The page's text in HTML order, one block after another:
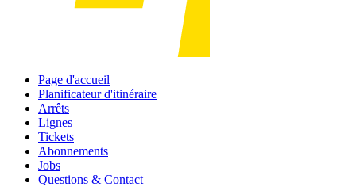
Page d'accueil
Planificateur d'itinéraire
Arrêts
Lignes
Tickets
Abonnements
Jobs
Questions & Contact